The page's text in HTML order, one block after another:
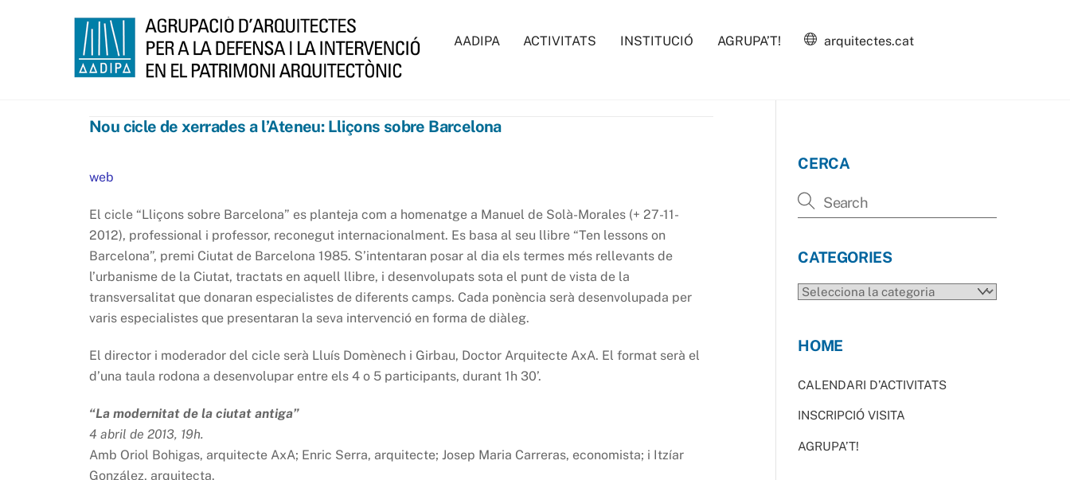
AADIPA ACTIVITATS INSTITUCIÓ AGRUPA’T! arquitectes.cat
Nou cicle de xerrades a l’Ateneu: Lliçons sobre Barcelona
web
El cicle “Lliçons sobre Barcelona” es planteja com a homenatge a Manuel de Solà-Morales (+ 27-11-
2012), professional i professor, reconegut internacionalment. Es basa al seu llibre “Ten lessons on
Barcelona”, premi Ciutat de Barcelona 1985. S’intentaran posar al dia els termes més rellevants de
l’urbanisme de la Ciutat, tractats en aquell llibre, i desenvolupats sota el punt de vista de la
transversalitat que donaran especialistes de diferents camps. Cada ponència serà desenvolupada per
varis especialistes que presentaran la seva intervenció en forma de diàleg.
El director i moderador del cicle serà Lluís Domènech i Girbau, Doctor Arquitecte AxA. El format serà el
d’una taula rodona a desenvolupar entre els 4 o 5 participants, durant 1h 30’.
“La modernitat de la ciutat antiga”
4 abril de 2013, 19h.
Amb Oriol Bohigas, arquitecte AxA; Enric Serra, arquitecte; Josep Maria Carreras, economista; i Itzíar
González, arquitecta.
CERCA
CATEGORIES
CATEGORIES
HOME
CALENDARI D’ACTIVITATS
INSCRIPCIÓ VISITA
AGRUPA’T!